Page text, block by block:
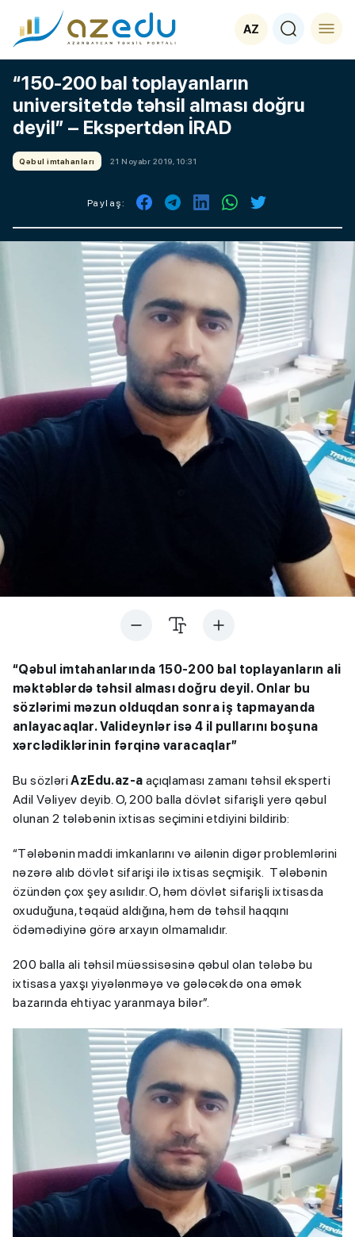
AZ
“150-200 bal toplayanların
universitetdə təhsil alması doğru
deyil” – Ekspertdən İRAD
Qəbul imtahanları 21 Noyabr 2019, 10:31
Paylaş:
“Qəbul imtahanlarında 150-200 bal toplayanların ali
məktəblərdə təhsil alması doğru deyil. Onlar bu
sözlərimi məzun olduqdan sonra iş tapmayanda
anlayacaqlar. Valideynlər isə 4 il pullarını boşuna
xərclədiklərinin fərqinə varacaqlar”
Bu sözləriAzEdu.az-a açıqlaması zamanı təhsil eksperti
Adil Vəliyev deyib. O, 200 balla dövlət sifarişli yerə qəbul
olunan 2 tələbənin ixtisas seçimini etdiyini bildirib:
“Tələbənin maddi imkanlarını və ailənin digər problemlərini
nəzərə alıb dövlət sifarişi ilə ixtisas seçmişik. Tələbənin
özündən çox şey asılıdır. O, həm dövlət sifarişli ixtisasda
oxuduğuna, təqaüd aldığına, həm də təhsil haqqını
ödəmədiyinə görə arxayın olmamalıdır.
200 balla ali təhsil müəssisəsinə qəbul olan tələbə bu
ixtisasa yaxşı yiyələnməyə və gələcəkdə ona əmək
bazarında ehtiyac yaranmaya bilər”.